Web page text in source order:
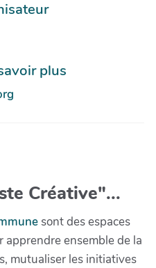
plus
Créative"...
sont des espaces
ensemble de la
mutualiser les initiatives